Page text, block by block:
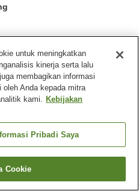
Spa / Salon kecantikan
Mesin penjual otomatis
Kota Akashi
untuk meningkatkan
kinerja serta lalu
membagikan informasi
Anda kepada mitra
kami. Kebijakan
Pribadi Saya
Cookie